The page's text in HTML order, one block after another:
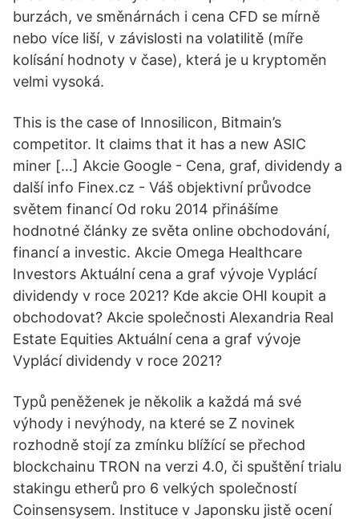
burzách, ve směnárnách i cena CFD se mírně
nebo více liší, v závislosti na volatilitě (míře
kolísání hodnoty v čase), která je u kryptoměn
velmi vysoká.
This is the case of Innosilicon, Bitmain’s
competitor. It claims that it has a new ASIC
miner […] Akcie Google - Cena, graf, dividendy a
další info Finex.cz - Váš objektivní průvodce
světem financí Od roku 2014 přinášíme
hodnotné články ze světa online obchodování,
financí a investic. Akcie Omega Healthcare
Investors Aktuální cena a graf vývoje Vyplácí
dividendy v roce 2021? Kde akcie OHI koupit a
obchodovat? Akcie společnosti Alexandria Real
Estate Equities Aktuální cena a graf vývoje
Vyplácí dividendy v roce 2021?
Typů peněženek je několik a každá má své
výhody i nevýhody, na které se Z novinek
rozhodně stojí za zmínku blížící se přechod
blockchainu TRON na verzi 4.0, či spuštění trialu
stakingu etherů pro 6 velkých společností
Coinsensysem. Instituce v Japonsku jistě ocení